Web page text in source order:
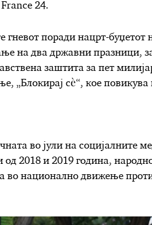
France 24.
гневот поради нацрт-буџетот
на два државни празници,
заштита за пет
„Блокирај сè“, кое
во јули на социјалните
2018 и 2019 година,
во национално движење